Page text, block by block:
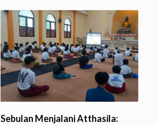
Sebulan Menjalani Atthasila: